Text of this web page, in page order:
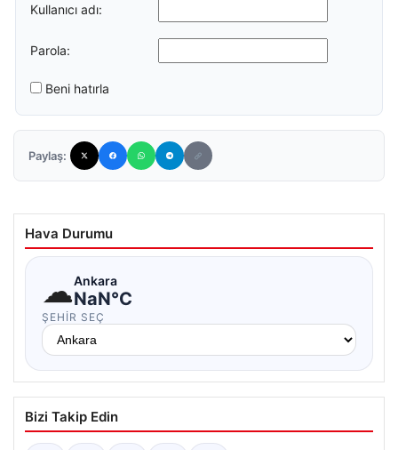
Kullanıcı adı:
Parola:
Beni hatırla
Paylaş:
Hava Durumu
☁Ankara
NaN°C
ŞEHIR SEÇ
Bizi Takip Edin